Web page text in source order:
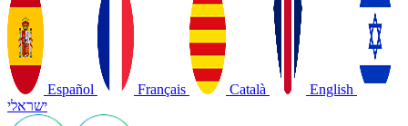
Español Français Català
English
ישראלי